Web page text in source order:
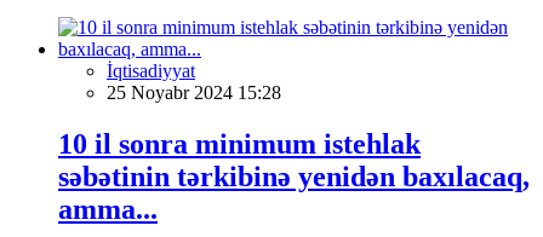
İqtisadiyyat
25 Noyabr 2024 15:28
10 il sonra minimum istehlak
səbətinin tərkibinə yenidən baxılacaq,
amma...